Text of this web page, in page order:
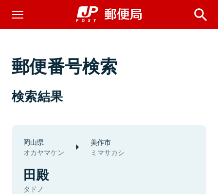
郵便番号検索
検索結果
岡山県
オカヤマケン
美作市
ミマサカシ
田殿
タドノ